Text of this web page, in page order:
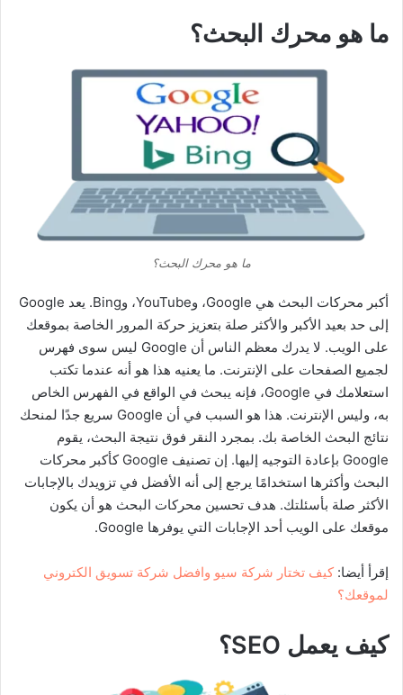
ما هو محرك البحث؟
ما هو محرك البحث؟
أكبر محركات البحث هي Google، وYouTube، وBing. يعد Google
إلى حد بعيد الأكبر والأكثر صلة بتعزيز حركة المرور الخاصة بموقعك
على الويب. لا يدرك معظم الناس أن Google ليس سوى فهرس
لجميع الصفحات على الإنترنت. ما يعنيه هذا هو أنه عندما تكتب
استعلامك في Google، فإنه يبحث في الواقع في الفهرس الخاص
به، وليس الإنترنت. هذا هو السبب في أن Google سريع جدًا لمنحك
نتائج البحث الخاصة بك. بمجرد النقر فوق نتيجة البحث، يقوم
Google بإعادة التوجيه إليها. إن تصنيف Google كأكبر محركات
البحث وأكثرها استخدامًا يرجع إلى أنه الأفضل في تزويدك بالإجابات
الأكثر صلة بأسئلتك. هدف تحسين محركات البحث هو أن يكون
موقعك على الويب أحد الإجابات التي يوفرها Google.
إقرأ أيضا: كيف تختار شركة سيو وافضل شركة تسويق الكتروني
لموقعك؟
كيف يعمل SEO؟